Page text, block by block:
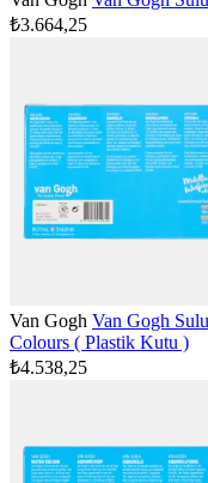
₺3.664,25
Van Gogh Van Gogh
Colours ( Plastik Kutu )
₺4.538,25